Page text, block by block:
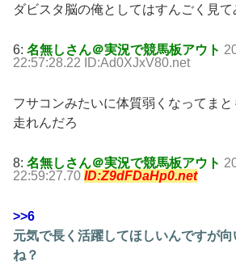
ダビスタ脳の俺としてはすんごく見
6: 名無しさん＠実況で競馬板アウト
22:57:28.22 ID:Ad0XJxV80.net
フサコンみたいに体質弱くなってま
走れんだろ
8: 名無しさん＠実況で競馬板アウト
22:59:27.70 ID:Z9dFDaHp0.net
>>6
元気で長く活躍してほしいんですが
ね？